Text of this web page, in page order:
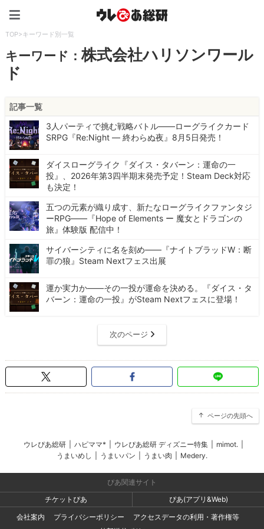
TOP>キーワード別一覧
キーワード：株式会社ハリソンワール
ド
記事一覧
3人パーティで挑む戦略バトル――ローグライクカード
SRPG『Re:Night ― 終わらぬ夜』8月5日発売！
ダイスローグライク『ダイス・タバーン：運命の一
投』、2026年第3四半期末発売予定！Steam Deck対応
も決定！
五つの元素が織り成す、新たなローグライクファンタジ
ーRPG――『Hope of Elements ー 魔女とドラゴンの
旅』体験版 配信中！
サイバーシティに名を刻め――『ナイトブラッドW：断
罪の狼』Steam Nextフェス出展
運か実力か――その一投が運命を決める。『ダイス・タ
バーン：運命の一投』がSteam Nextフェスに登場！
次のページ
ページの先頭へ
ウレぴあ総研 ハピママ* ウレぴあ総研 ディズニー特集 mimot.
うまいめし
うまいパン うまい肉 Medery.
ぴあ関連サイト
チケットぴあ
ぴあ(アプリ&Web)
会社案内
プライバシーポリシー
アクセスデータの利用・著作権等